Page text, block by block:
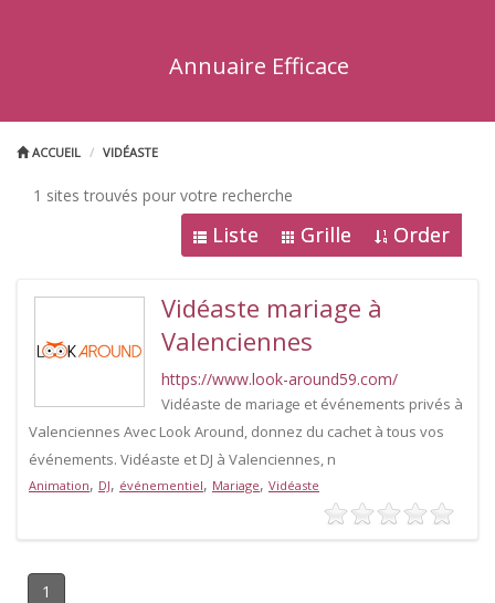
Annuaire Efficace
ACCUEIL VIDÉASTE
1 sites trouvés pour votre recherche
Liste Grille Order
Vidéaste mariage à
Valenciennes
https://www.look-around59.com/
Vidéaste de mariage et événements privés à
Valenciennes Avec Look Around, donnez du cachet à tous vos
événements. Vidéaste et DJ à Valenciennes, n
Animation, DJ, événementiel, Mariage, Vidéaste
1